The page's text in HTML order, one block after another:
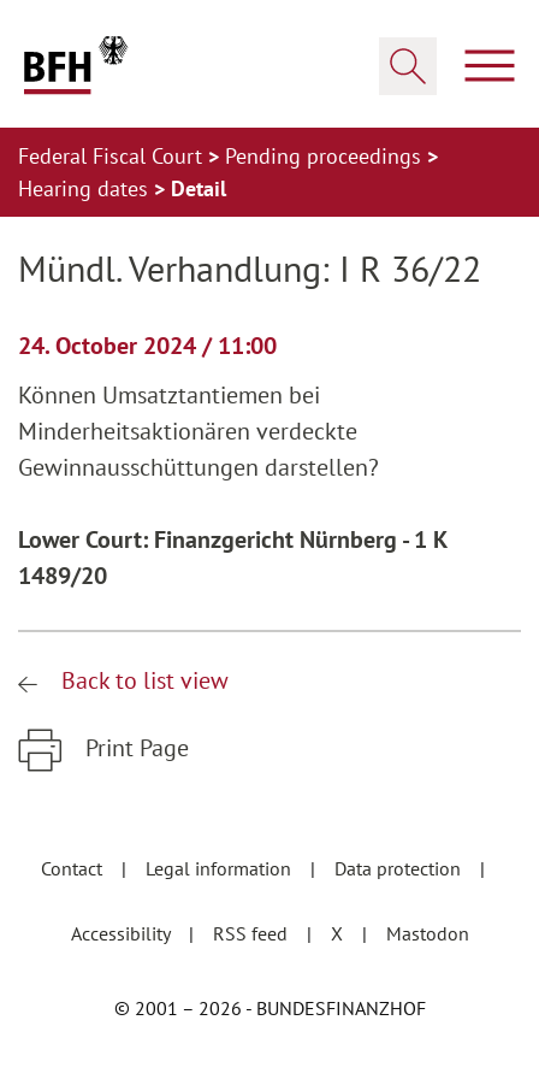
Federal Fiscal Court
Pending proceedings
Hearing dates
Detail
Mündl. Verhandlung: I R 36/22
24. October 2024 / 11:00
Können Umsatztantiemen bei
Minderheitsaktionären verdeckte
Gewinnausschüttungen darstellen?
Lower Court: Finanzgericht Nürnberg - 1 K
1489/20
Back to list view
Print Page
Contact
Legal information Data protection
Accessibility RSS feed X Mastodon
© 2001 – 2026 - BUNDESFINANZHOF